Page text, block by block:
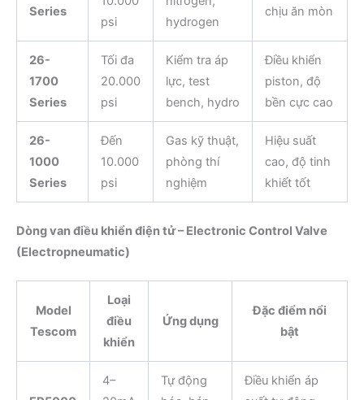
Series
psi
hydrogen
chịu ăn mòn
26-
1700
Series
Tối đa
20.000
psi
Kiểm tra áp
lực, test
bench, hydro
Điều khiển
piston, độ
bền cực cao
26-
1000
Series
Đến
10.000
psi
Gas kỹ thuật,
phòng thí
nghiệm
Hiệu suất
cao, độ tinh
khiết tốt
Dòng van điều khiển điện tử – Electronic Control Valve
(Electropneumatic)
Model
Tescom
Loại
điều
khiển
Ứng dụng
Đặc điểm nổi
bật
4–
Tự động
Điều khiển áp